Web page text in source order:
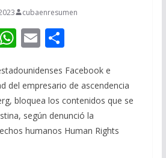
cubaenresumen
W
at
s
A
p
E
ai
l
C
m
p
ar
ti
Facebook e
del empresario de ascendencia
bloquea los contenidos que se
según denunció la
humanos Human Rights